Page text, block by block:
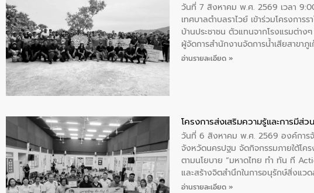
วันที่ 7 สิงหาคม พ.ศ. 2569 เวลา
เทศบาลตำบลราไวย์ เข้าร่วมโครงกา
บ้านประชาชน ตัวแทนจากโรงแรมต่าง
ผู้จัดการสำนักงานจัดการน้ำเสียสาขา
บริเวณแหลมพรหมเทพ หมู่ที่ 6 ตำบลร
อ่านรายละเอียด »
โครงการส่งเสริมความรู้และการมีส่
วันที่ 6 สิงหาคม พ.ศ. 2569 องค์การจั
จังหวัดนครปฐม จัดกิจกรรมภายใต้โค
ตามนโยบาย “มหาดไทย ทำ ทัน ที
และสร้างจิตสำนึกในการอนุรักษ์สิ่งแว
ของน้ำเสีย แนวทางการลดการเกิดน้ำ
อ่านรายละเอียด »